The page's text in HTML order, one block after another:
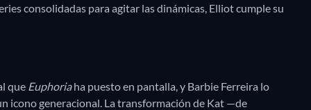
consolidadas para agitar las dinámicas, Elliot cumple su
que Euphoriaha puesto en pantalla, y Barbie Ferreira lo
icono generacional. La transformación de Kat —de